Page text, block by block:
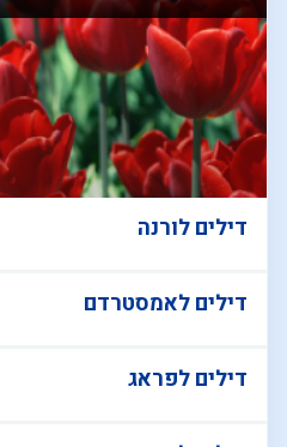
דילים לורנה
דילים לאמסטרדם
דילים לפראג